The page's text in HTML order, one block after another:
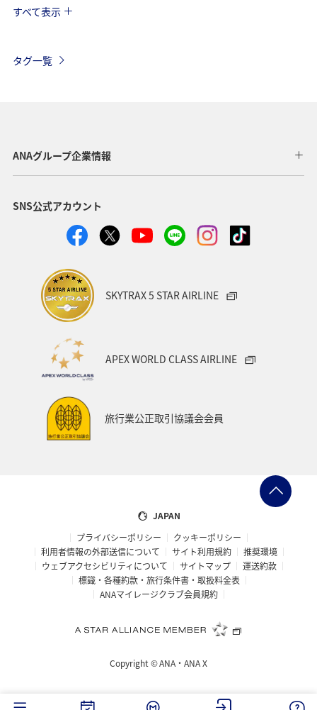
海 秋
すべて表示
タグ一覧
ANAグループ企業情報
SNS公式アカウント
SKYTRAX 5 STAR AIRLINE
APEX WORLD CLASS AIRLINE
旅行業公正取引協議会会員
JAPAN
プライバシーポリシー
クッキーポリシー
利用者情報の外部送信について
サイト利用規約
推奨環境
ウェブアクセシビリティについて
サイトマップ
運送約款
標識・各種約款・旅行条件書・取扱料金表
ANAマイレージクラブ会員規約
Copyright ©ANA・ANA X